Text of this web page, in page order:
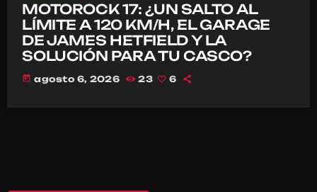
MOTOROCK 17: ¿UN SALTO AL
LÍMITE A 120 KM/H, EL GARAGE
DE JAMES HETFIELD Y LA
SOLUCIÓN PARA TU CASCO?
today agosto 6, 2026 23 6